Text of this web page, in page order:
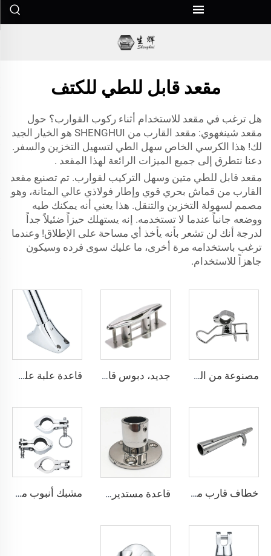
مقعد قابل للطي للكتف
هل ترغب في مقعد للاستخدام أثناء ركوب القوارب؟ حول
مقعد شينغهوي: مقعد القارب من SHENGHUI هو الخيار الجيد
لك! هذا الكرسي الخاص سهل الطي لتسهيل التخزين والسفر.
دعنا نتطرق إلى جميع الميزات الرائعة لهذا
المقعد .
مقعد قابل للطي متين وسهل التركيب لقوارب. تم تصنيع مقعد
القارب من قماش بحري قوي وإطار فولاذي عالي المتانة، وهو
مصمم لسهولة التخزين والتنقل. هذا يعني أنه يمكنك طيه
ووضعه جانباً عندما لا تستخدمه. إنه يستهلك حيزاً ضئيلاً جداً
لدرجة أنك لن تشعر بأنه يأخذ أي مساحة على الإطلاق! وعندما
ترغب باستخدامه مرة أخرى، ما عليك سوى فرده وسيكون
جاهزاً للاستخدام.
مصنوعة من الفولاذ المقاوم للصدأ، مشبك لتثبيت الس rail مع حامل سلكي مزدوج لسنابر خلفي، حامل صنارة من الفولاذ المقاوم للصدأ لقارب الصيد جديد، دبوس قارب من الفولاذ المقاوم للصدأ AISI316، أجهزة بحرية، قطع غيار قوارب، مع قاعدة حبال قاعدة علبة علم مربعة بزاوية 60°، تركيب بحري من الفولاذ المقاوم للصدأ
خطاف قارب متعدد من الفولاذ المقاوم للصدأ AISI316 قاعدة مستديرة من الفولاذ المقاوم للصدأ AISI316 بقطر 90 مشبك أنبوب مفتوح مصبوب من الفولاذ المقاوم للصدأ AISI316، قطعة إصلاح بحرية